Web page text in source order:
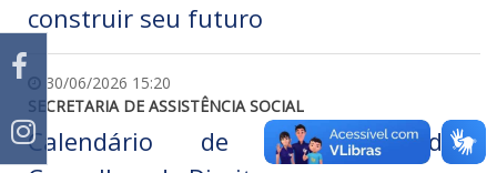
construir seu futuro
30/06/2026 15:20
SECRETARIA DE ASSISTÊNCIA SOCIAL
Calendário de Reuniões dos